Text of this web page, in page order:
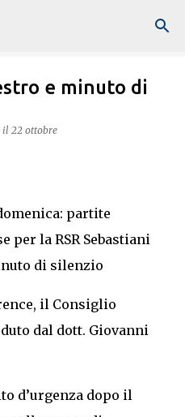
principali
e minuto di
il 22 ottobre
partite
per la RSR Sebastiani
di silenzio
il Consiglio
dal dott. Giovanni
d’urgenza dopo il